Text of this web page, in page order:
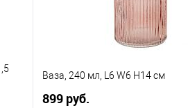
Ваза, 240 мл, L6 W6 H14 см
899 руб.